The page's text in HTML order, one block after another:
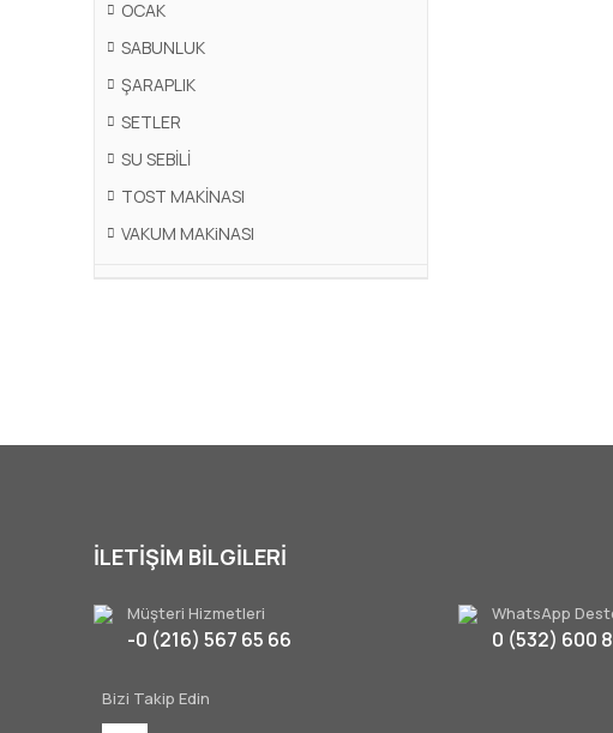
OCAK
SABUNLUK
ŞARAPLIK
SETLER
SU SEBİLİ
TOST MAKİNASI
VAKUM MAKiNASI
İLETİŞİM BİLGİLERİ
Müşteri Hizmetleri
-0 (216) 567 65 66
WhatsApp
0 (532) 600
Bizi Takip Edin